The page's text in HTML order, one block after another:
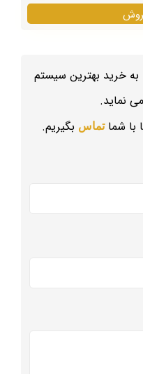
به خرید بهترین سیستم
نماید.
با شماتماس بگیریم.